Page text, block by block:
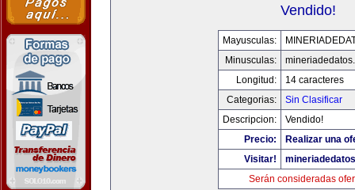
Vendido!
Mayusculas:
Minusculas:
Longitud:
14 caracteres
Categorias:
Sin Clasificar
Descripcion:
Vendido!
Precio:
Realizar una
Visitar!
Serán consideradas